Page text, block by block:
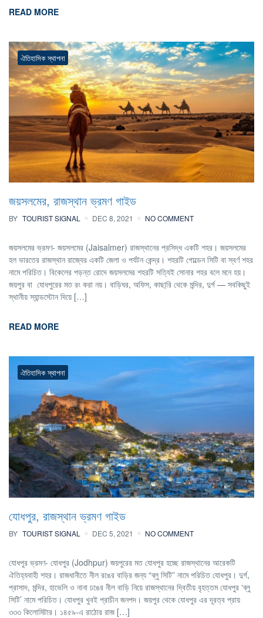
READ MORE
ঐতিহাসিক স্থাপনা
জয়সলমের, রাজস্থান ভ্রমণ গাইড
BY TOURIST SIGNAL DEC 8, 2021 NO COMMENT
জয়সলমের ভ্রমণ- জয়সলমের (Jaisalmer) রাজস্থানের প্রসিদ্ধ একটি শহর। জয়সলমের
হল ভারতের রাজস্থান রাজ্যের একটি জেলা ও পর্যটন কেন্দ্র। শহরটি গোল্ডেন সিটি বা স্বর্ণ শহর
নামে পরিচিত। বিকেলের পড়ন্ত রোদে জয়সলমের শহরটি সত্যিই সোনার শহর বলে মনে হয়।
জয়পুর বা যোধপুরের মত রং করা নয়। বাড়িঘর, অফিস, কাছা্রি থেকে মন্দির, দুর্গ — সবকিছুই
স্থানীয় স্যান্ডস্টোন দিয়ে […]
READ MORE
ঐতিহাসিক স্থাপনা
যোধপুর, রাজস্থান ভ্রমণ গাইড
BY TOURIST SIGNAL DEC 5, 2021 NO COMMENT
যোধপুর ভ্রমণ- যোধপুর (Jodhpur) জয়পুরের মত যোধপুর হচ্ছে রাজস্থানের আরেকটি
ঐতিহ্যবাহী শহর। রাজধানীতে নীল রঙের বাড়ির জন্য “ব্লু সিটি” নামে পরিচিত যোধপুর। দুর্গ,
প্রাসাদ, মন্দির, হাভেলি ও নানা ঢঙের নীল বাড়ি নিয়ে রাজস্থানের দ্বিতীয় বৃহত্তম যোধপুর ‘ব্লু
সিটি’ নামে পরিচিত। যোধপুর খুবই প্রাচীন জনপদ। জয়পুর থেকে যোধপুর এর দূরত্ব প্রায়
৩৩৩ কিলোমিটার। ১৪৫৯-এ রাঠোর রাজ […]